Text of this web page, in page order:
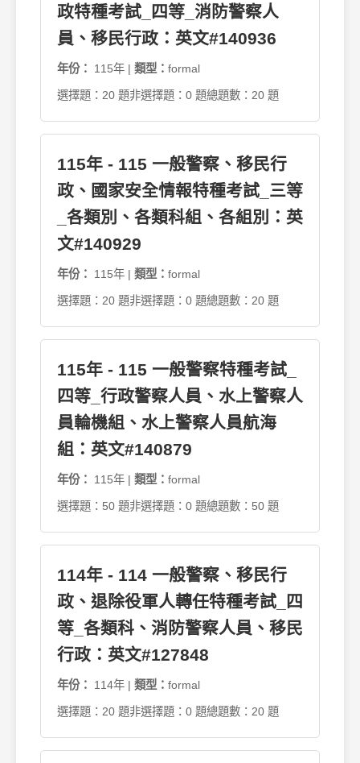
政特種考試_四等_消防警察人
員、移民行政：英文#140936
年份： 115年 | 類型： formal
選擇題：20 題非選擇題：0 題總題數：20 題
115年 - 115 一般警察、移民行
政、國家安全情報特種考試_三等
_各類別、各類科組、各組別：英
文#140929
年份： 115年 | 類型： formal
選擇題：20 題非選擇題：0 題總題數：20 題
115年 - 115 一般警察特種考試_
四等_行政警察人員、水上警察人
員輪機組、水上警察人員航海
組：英文#140879
年份： 115年 | 類型： formal
選擇題：50 題非選擇題：0 題總題數：50 題
114年 - 114 一般警察、移民行
政、退除役軍人轉任特種考試_四
等_各類科、消防警察人員、移民
行政：英文#127848
年份： 114年 | 類型： formal
選擇題：20 題非選擇題：0 題總題數：20 題